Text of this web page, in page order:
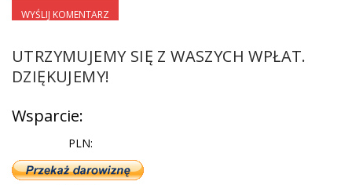
UTRZYMUJEMY SIĘ Z WASZYCH WPŁAT.
DZIĘKUJEMY!
Wsparcie:
PLN: